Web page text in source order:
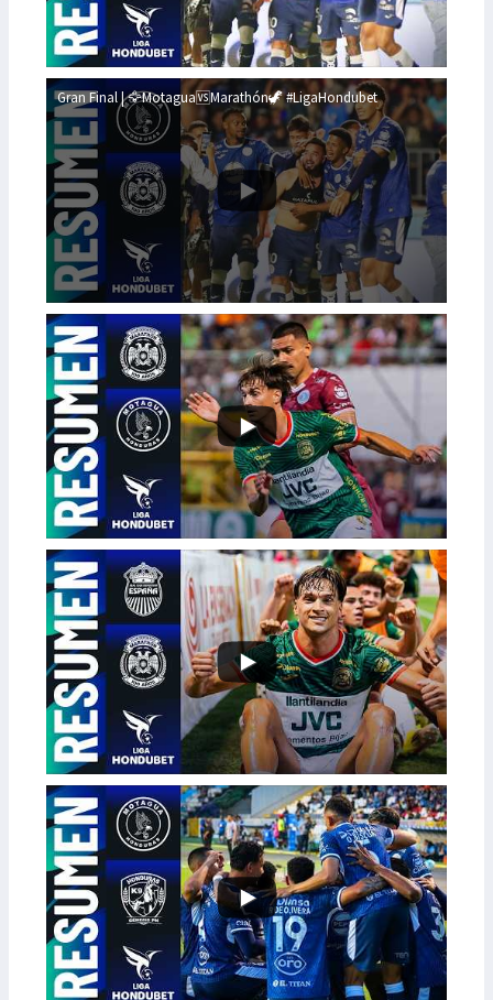
Gran Final | 🦅Motagua🆚Marathón🦖 #LigaHondubet